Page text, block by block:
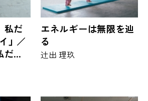
私だ
」 ／
だけ
正
エネルギーは無限を辿
る
辻出 理玖